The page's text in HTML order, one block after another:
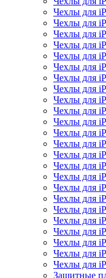
Чехлы для
Чехлы для
Чехлы для
Чехлы для
Чехлы для
Чехлы для
Чехлы для
Чехлы для
Чехлы для
Чехлы для
Чехлы для
Чехлы для
Чехлы для
Чехлы для
Чехлы для
Чехлы для
Чехлы для
Чехлы для
Чехлы для
Чехлы для
Чехлы для
Чехлы для
Чехлы для
Чехлы для
Защитные